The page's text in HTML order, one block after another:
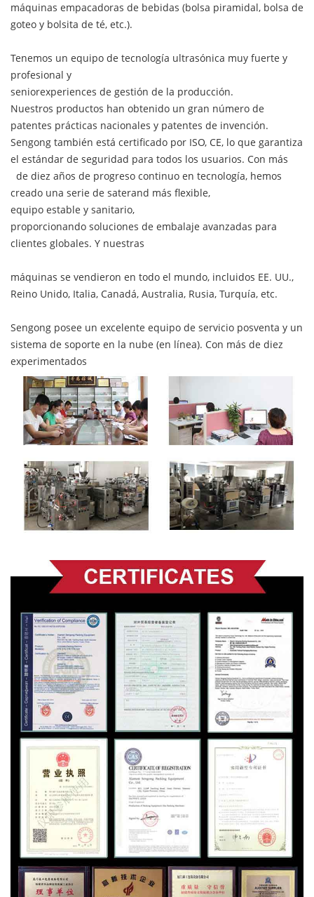
máquinas empacadoras de bebidas (bolsa piramidal, bolsa de
goteo y bolsita de té, etc.).
Tenemos un equipo de tecnología ultrasónica muy fuerte y
profesional y
seniorexperiences de gestión de la producción.
Nuestros productos han obtenido un gran número de
patentes prácticas nacionales y patentes de invención.
Sengong también está certificado por ISO, CE, lo que garantiza
el estándar de seguridad para todos los usuarios. Con más
de diez años de progreso continuo en tecnología, hemos
creado una serie de saterand más flexible,
equipo estable y sanitario,
proporcionando soluciones de embalaje avanzadas para
clientes globales. Y nuestras
máquinas se vendieron en todo el mundo, incluidos EE. UU.,
Reino Unido, Italia, Canadá, Australia, Rusia, Turquía, etc.
Sengong posee un excelente equipo de servicio posventa y un
sistema de soporte en la nube (en línea). Con más de diez
experimentados